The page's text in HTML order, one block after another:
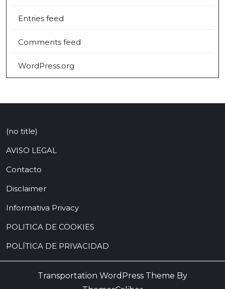
Entries feed
Comments feed
WordPress.org
(no title)
AVISO LEGAL
Contacto
Disclaimer
Informativa Privacy
POLITICA DE COOKIES
POLÍTICA DE PRIVACIDAD
Transportation WordPress Theme By